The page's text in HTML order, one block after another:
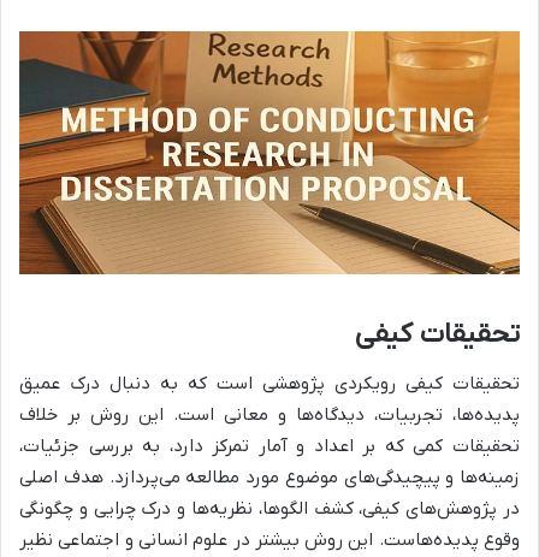
تحقیقات کیفی
تحقیقات کیفی رویکردی پژوهشی است که به دنبال درک عمیق
پدیده‌ها، تجربیات، دیدگاه‌ها و معانی است. این روش بر خلاف
تحقیقات کمی که بر اعداد و آمار تمرکز دارد، به بررسی جزئیات،
زمینه‌ها و پیچیدگی‌های موضوع مورد مطالعه می‌پردازد. هدف اصلی
در پژوهش‌های کیفی، کشف الگوها، نظریه‌ها و درک چرایی و چگونگی
وقوع پدیده‌هاست. این روش بیشتر در علوم انسانی و اجتماعی نظیر